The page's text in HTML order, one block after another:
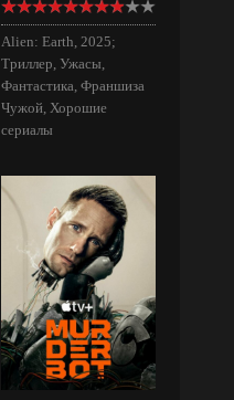
Alien: Earth, 2025;
Триллер, Ужасы,
Фантастика, Франшиза
Чужой, Хорошие
сериалы